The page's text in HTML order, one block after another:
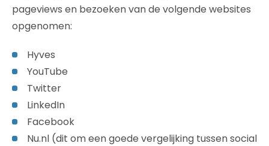
pageviews en bezoeken van de volgende websites
opgenomen:
Hyves
YouTube
Twitter
LinkedIn
Facebook
Nu.nl (dit om een goede vergelijking tussen social